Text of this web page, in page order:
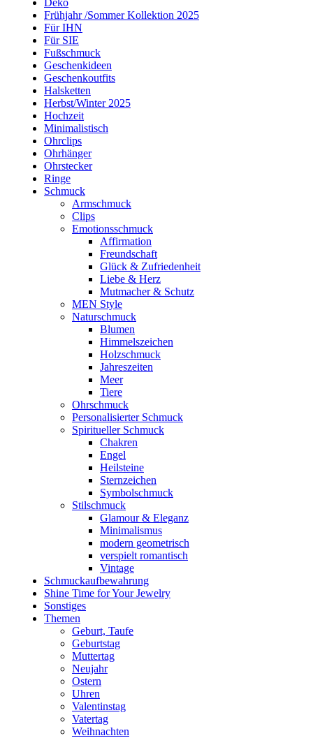
Frühjahr /Sommer Kollektion 2025
Für IHN
Für SIE
Fußschmuck
Geschenkideen
Geschenkoutfits
Halsketten
Herbst/Winter 2025
Hochzeit
Minimalistisch
Ohrclips
Ohrhänger
Ohrstecker
Ringe
Schmuck
Armschmuck
Clips
Emotionsschmuck
Affirmation
Freundschaft
Glück & Zufriedenheit
Liebe & Herz
Mutmacher & Schutz
MEN Style
Naturschmuck
Blumen
Himmelszeichen
Holzschmuck
Jahreszeiten
Meer
Tiere
Ohrschmuck
Personalisierter Schmuck
Spiritueller Schmuck
Chakren
Engel
Heilsteine
Sternzeichen
Symbolschmuck
Stilschmuck
Glamour & Eleganz
Minimalismus
modern geometrisch
verspielt romantisch
Vintage
Schmuckaufbewahrung
Shine Time for Your Jewelry
Sonstiges
Themen
Geburt, Taufe
Geburtstag
Muttertag
Neujahr
Ostern
Uhren
Valentinstag
Vatertag
Weihnachten